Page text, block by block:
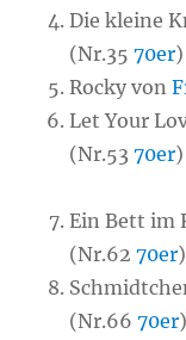
Die kleine
(Nr.3570er)
Rocky von
Let Your
(Nr.5370er)
Ein Bett im
(Nr.6270er)
(Nr.6670er)